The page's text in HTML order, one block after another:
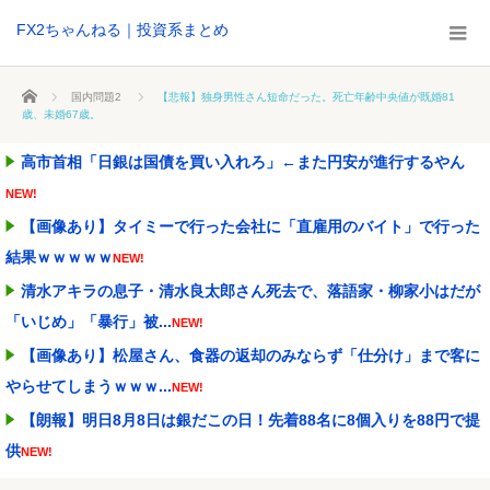
FX2ちゃんねる｜投資系まとめ
ホーム 国内問題2
【悲報】独身男性さん短命だった。死亡年齢中央値が既婚81
歳、未婚67歳。
高市首相「日銀は国債を買い入れろ」←また円安が進行するやん
NEW!
【画像あり】タイミーで行った会社に「直雇用のバイト」で行った
結果ｗｗｗｗｗNEW!
清水アキラの息子・清水良太郎さん死去で、落語家・柳家小はだが
「いじめ」「暴行」被...NEW!
【画像あり】松屋さん、食器の返却のみならず「仕分け」まで客に
やらせてしまうｗｗｗ...NEW!
【朗報】明日8月8日は銀だこの日！先着88名に8個入りを88円で提
供NEW!